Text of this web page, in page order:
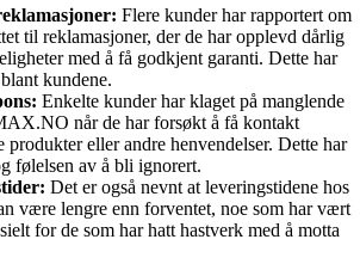
Flere kunder har rapportert om
til reklamasjoner, der de har opplevd dårlig
med å få godkjent garanti. Dette har
kundene.
Enkelte kunder har klaget på manglende
når de har forsøkt å få kontakt
produkter eller andre henvendelser. Dette har
følelsen av å bli ignorert.
Det er også nevnt at leveringstidene hos
være lengre enn forventet, noe som har vært
for de som har hatt hastverk med å motta